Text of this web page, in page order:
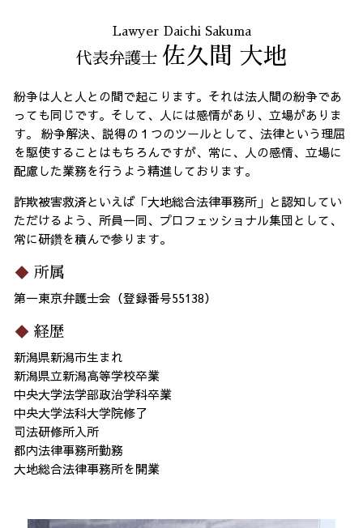
Lawyer Daichi Sakuma
代表弁護士 佐久間 大地
紛争は人と人との間で起こります。それは法人間の紛争であ
っても同じです。そして、人には感情があり、立場がありま
す。 紛争解決、説得の１つのツールとして、法律という理屈
を駆使することはもちろんですが、常に、人の感情、立場に
配慮した業務を行うよう精進しております。
詐欺被害救済といえば「大地総合法律事務所」と認知してい
ただけるよう、所員一同、プロフェッショナル集団として、
常に研鑽を積んで参ります。
所属
第一東京弁護士会（登録番号55138）
経歴
新潟県新潟市生まれ
新潟県立新潟高等学校卒業
中央大学法学部政治学科卒業
中央大学法科大学院修了
司法研修所入所
都内法律事務所勤務
大地総合法律事務所を開業